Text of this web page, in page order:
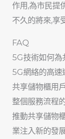
作用,為市民提
不久的將來,享
FAQ
5G技術如何為
5G網絡的高速
共享儲物櫃用
整個服務流程
推動共享儲物
業注入新的發